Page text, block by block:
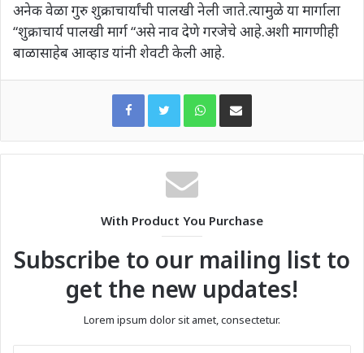
अनेक वेळा गुरु शुक्राचार्यांची पालखी नेली जाते.त्यामुळे या मार्गाला
“शुक्राचार्य पालखी मार्ग “असे नाव देणे गरजेचे आहे.अशी मागणीही
बाळासाहेब आव्हाड यांनी शेवटी केली आहे.
WhatsAppShare via Email
With Product You Purchase
Subscribe to our mailing list to
get the new updates!
Lorem ipsum dolor sit amet, consectetur.